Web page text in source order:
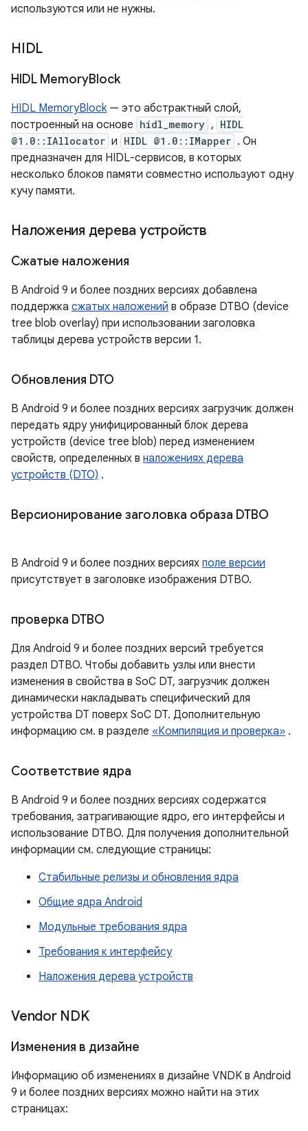
используются или не нужны.
HIDL
HIDL MemoryBlock
HIDL MemoryBlock— это абстрактный слой,
построенный на основе hidl_memory , HIDL
@1.0::IAllocator и HIDL @1.0::IMapper . Он
предназначен для HIDL-сервисов, в которых
несколько блоков памяти совместно используют одну
кучу памяти.
Наложения дерева устройств
Сжатые наложения
В Android 9 и более поздних версиях добавлена ​​
поддержка сжатых наложений в образе DTBO (device
tree blob overlay) при использовании заголовка
таблицы дерева устройств версии 1.
Обновления DTO
В Android 9 и более поздних версиях загрузчик должен
передать ядру унифицированный блок дерева
устройств (device tree blob) перед изменением
свойств, определенных в наложениях дерева
устройств (DTO) .
Версионирование заголовка образа DTBO
В Android 9 и более поздних версиях поле версии
присутствует в заголовке изображения DTBO.
проверка DTBO
Для Android 9 и более поздних версий требуется
раздел DTBO. Чтобы добавить узлы или внести
изменения в свойства в SoC DT, загрузчик должен
динамически накладывать специфический для
устройства DT поверх SoC DT. Дополнительную
информацию см. в разделе «Компиляция и проверка» .
Соответствие ядра
В Android 9 и более поздних версиях содержатся
требования, затрагивающие ядро, его интерфейсы и
использование DTBO. Для получения дополнительной
информации см. следующие страницы:
Стабильные релизы и обновления ядра
Общие ядра Android
Модульные требования ядра
Требования к интерфейсу
Наложения дерева устройств
Vendor NDK
Изменения в дизайне
Информацию об изменениях в дизайне VNDK в Android
9 и более поздних версиях можно найти на этих
страницах: